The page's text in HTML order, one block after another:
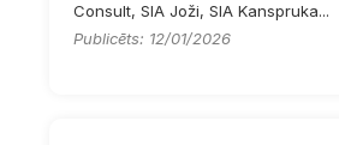
Consult, SIA Joži, SIA Kanspruka...
Publicēts: 12/01/2026